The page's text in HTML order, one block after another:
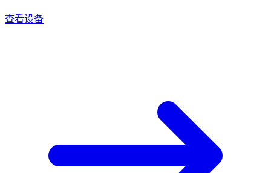
查看设备